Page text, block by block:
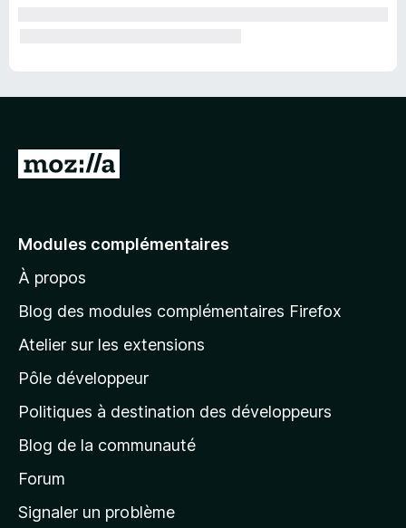
A
e
à
l
p
a
g
d
a
Modules complémentaires
À propos
Blog des modules complémentaires Firefox
Atelier sur les extensions
Pôle développeur
Politiques à destination des développeurs
Blog de la communauté
Forum
Signaler un problème